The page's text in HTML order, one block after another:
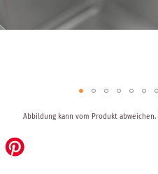
Anfang
der
Bildergalerie
Abbildung kann vom Produkt abweichen.